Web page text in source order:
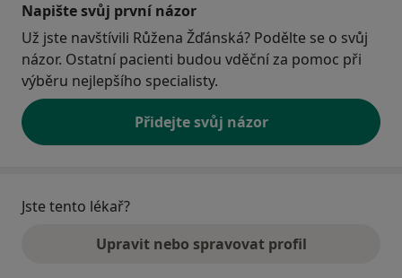
Napište svůj první názor
Už jste navštívili Růžena Žďánská? Podělte se o svůj
názor. Ostatní pacienti budou vděční za pomoc při
výběru nejlepšího specialisty.
Přidejte svůj názor
Jste tento lékař?
Upravit nebo spravovat profil